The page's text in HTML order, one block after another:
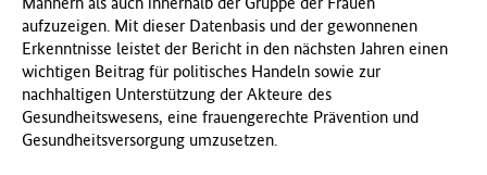
aufzuzeigen. Mit dieser Datenbasis und der gewonnenen
Erkenntnisse leistet der Bericht in den nächsten Jahren einen
wichtigen Beitrag für politisches Handeln sowie zur
nachhaltigen Unterstützung der Akteure des
Gesundheitswesens, eine frauengerechte Prävention und
Gesundheitsversorgung umzusetzen.